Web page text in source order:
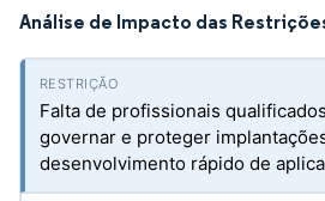
Análise de Impacto das
Falta de profissionais
governar e proteger
desenvolvimento rápido de